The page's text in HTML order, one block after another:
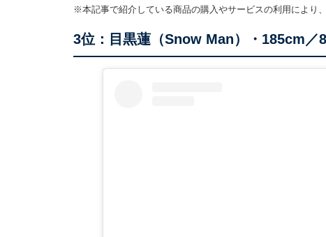
※本記事で紹介している商品の購入やサービスの利用により
3位：目黒蓮（Snow Man）・185cm／